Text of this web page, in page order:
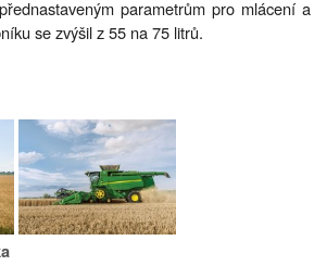
parametrům pro mlácení a
se zvýšil z 55 na 75 litrů.